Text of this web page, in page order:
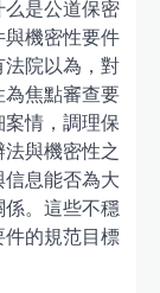
是公道保密
機密性要件
院以為，對
焦點審查要
情，調理保
與機密性之
息能否為大
。這些不穩
的規范目標